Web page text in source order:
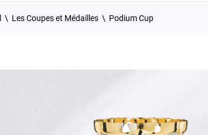
Les Coupes et Médailles Podium Cup